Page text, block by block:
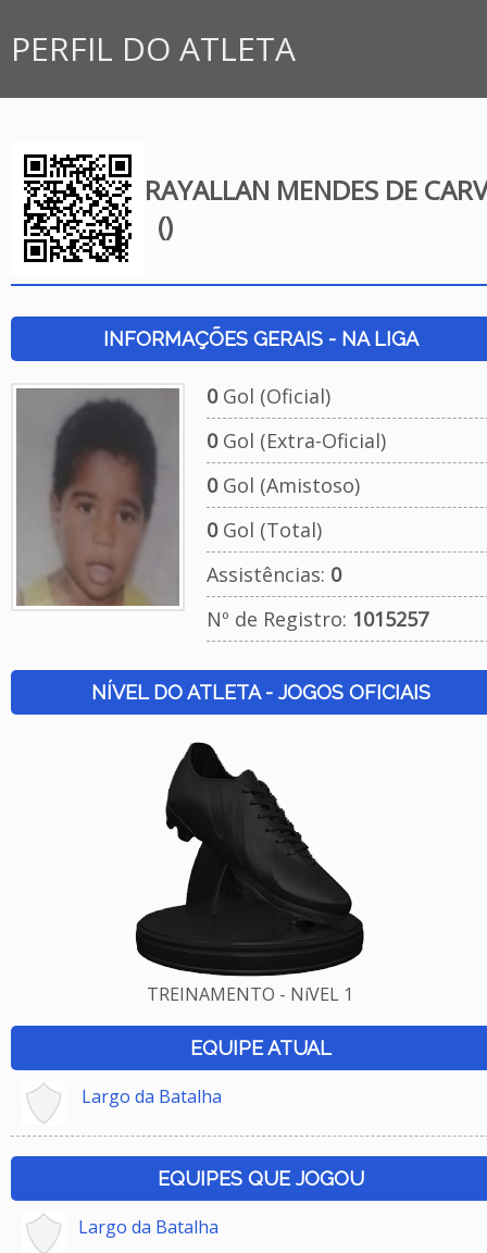
PERFIL DO ATLETA
RAYALLAN MENDES DE
()
INFORMAÇÕES GERAIS - NA LIGA
0Gol (Oficial)
0Gol (Extra-Oficial)
0Gol (Amistoso)
0Gol (Total)
Assistências: 0
Nº de Registro: 1015257
NÍVEL DO ATLETA - JOGOS OFICIAIS
TREINAMENTO - NíVEL 1
EQUIPE ATUAL
Largo da Batalha
EQUIPES QUE JOGOU
Largo da Batalha